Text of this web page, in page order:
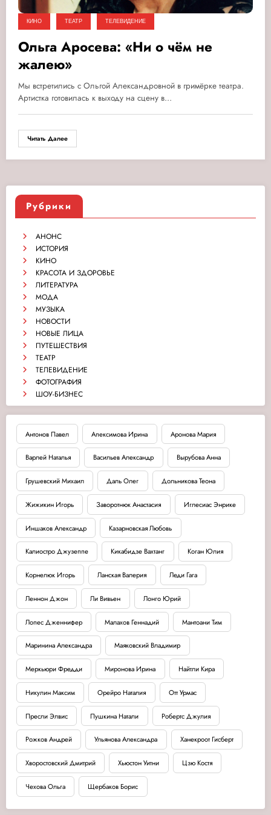
КИНО ТЕАТР ТЕЛЕВИДЕНИЕ
Ольга Аросева: «Ни о чём не
жалею»
Мы встретились с Ольгой Александровной в гримёрке театра.
Артистка готовилась к выходу на сцену в…
Читать Далее
Рубрики
АНОНС
ИСТОРИЯ
КИНО
КРАСОТА И ЗДОРОВЬЕ
ЛИТЕРАТУРА
МОДА
МУЗЫКА
НОВОСТИ
НОВЫЕ ЛИЦА
ПУТЕШЕСТВИЯ
ТЕАТР
ТЕЛЕВИДЕНИЕ
ФОТОГРАФИЯ
ШОУ-БИЗНЕС
Антонов Павел Апексимова Ирина Аронова Мария
Варлей Наталья Васильев Александр Вырубова Анна
Грушевский Михаил Даль Олег Дольникова Теона
Жижикин Игорь Заворотнюк Анастасия Иглесиас Энрике
Иншаков Александр Казарновская Любовь
Калиостро Джузеппе Кикабидзе Вахтанг Коган Юлия
Корнелюк Игорь Ланская Валерия Леди Гага
Леннон Джон Ли Вивьен Лонго Юрий
Лопес Дженнифер Малахов Геннадий Мантоани Тим
Маринина Александра Маяковский Владимир
Меркьюри Фредди Миронова Ирина Найтли Кира
Никулин Максим Орейро Наталия Отт Урмас
Пресли Элвис Пушкина Натали Робертс Джулия
Рожков Андрей Ульянова Александра Ханекроот Гисберт
Хворостовский Дмитрий Хьюстон Уитни Цзю Костя
Чехова Ольга Щербаков Борис